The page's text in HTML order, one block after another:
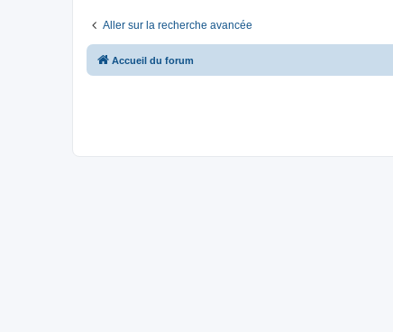
Aller sur la recherche avancée
Accueil du forum